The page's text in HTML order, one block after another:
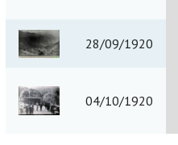
28/09/1920
04/10/1920